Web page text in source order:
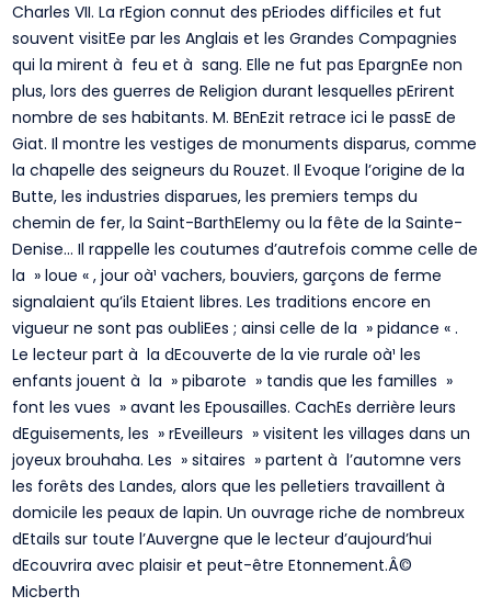
Charles VII. La rEgion connut des pEriodes difficiles et fut
souvent visitEe par les Anglais et les Grandes Compagnies
qui la mirent à feu et à sang. Elle ne fut pas EpargnEe non
plus, lors des guerres de Religion durant lesquelles pErirent
nombre de ses habitants. M. BEnEzit retrace ici le passE de
Giat. Il montre les vestiges de monuments disparus, comme
la chapelle des seigneurs du Rouzet. Il Evoque l’origine de la
Butte, les industries disparues, les premiers temps du
chemin de fer, la Saint-BarthElemy ou la fête de la Sainte-
Denise… Il rappelle les coutumes d’autrefois comme celle de
la » loue « , jour oà¹ vachers, bouviers, garçons de ferme
signalaient qu’ils Etaient libres. Les traditions encore en
vigueur ne sont pas oubliEes ; ainsi celle de la » pidance « .
Le lecteur part à la dEcouverte de la vie rurale oà¹ les
enfants jouent à la » pibarote » tandis que les familles »
font les vues » avant les Epousailles. CachEs derrière leurs
dEguisements, les » rEveilleurs » visitent les villages dans un
joyeux brouhaha. Les » sitaires » partent à l’automne vers
les forêts des Landes, alors que les pelletiers travaillent à
domicile les peaux de lapin. Un ouvrage riche de nombreux
dEtails sur toute l’Auvergne que le lecteur d’aujourd’hui
dEcouvrira avec plaisir et peut-être Etonnement.Â©
Micberth